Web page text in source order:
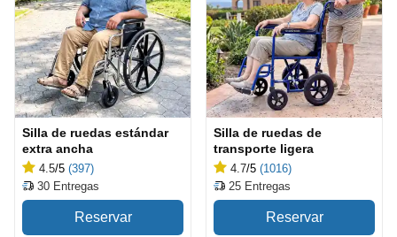
Silla de ruedas estándar
extra ancha
4.5/5 (397)
30 Entregas
Silla de ruedas de
transporte ligera
4.7/5 (1016)
25 Entregas